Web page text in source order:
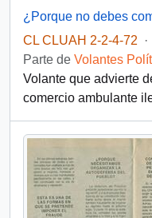
CL CLUAH 2-2-4-72
·
Parte de Volantes
Volante que advierte
comercio ambulante